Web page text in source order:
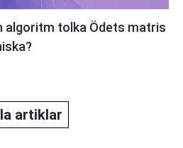
algoritm tolka Ödets matris
artiklar